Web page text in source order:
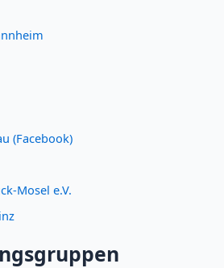
(Facebook)
Mosel e.V.